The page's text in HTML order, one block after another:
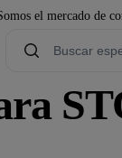
el mercado de